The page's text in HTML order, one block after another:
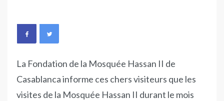
La Fondation de la Mosquée Hassan II de
Casablanca informe ces chers visiteurs que les
visites de la Mosquée Hassan II durant le mois